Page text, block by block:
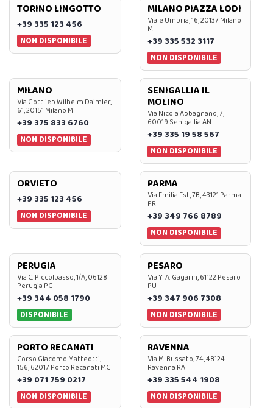
TORINO LINGOTTO
+39 335 123 456
NON DISPONIBILE
MILANO PIAZZA LODI
Viale Umbria, 16, 20137 Milano
MI
+39 335 532 3117
NON DISPONIBILE
MILANO
Via Gottlieb Wilhelm Daimler,
61, 20151 Milano MI
+39 375 833 6760
NON DISPONIBILE
SENIGALLIA IL
MOLINO
Via Nicola Abbagnano, 7,
60019 Senigallia AN
+39 335 19 58 567
NON DISPONIBILE
ORVIETO
+39 335 123 456
NON DISPONIBILE
PARMA
Via Emilia Est, 7B, 43121 Parma
PR
+39 349 766 8789
NON DISPONIBILE
PERUGIA
Via C. Piccolpasso, 1/A, 06128
Perugia PG
+39 344 058 1790
DISPONIBILE
PESARO
Via Y. A. Gagarin, 61122 Pesaro
PU
+39 347 906 7308
NON DISPONIBILE
PORTO RECANATI
Corso Giacomo Matteotti,
156, 62017 Porto Recanati MC
+39 071 759 0217
NON DISPONIBILE
RAVENNA
Via M. Bussato, 74, 48124
Ravenna RA
+39 335 544 1908
NON DISPONIBILE